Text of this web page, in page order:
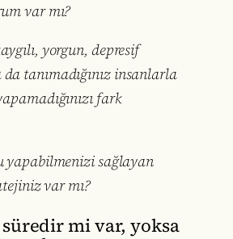
var mı?
yorgun, depresif
tanımadığınız insanlarla
fark
yapabilmenizi sağlayan
var mı?
mi var, yoksa